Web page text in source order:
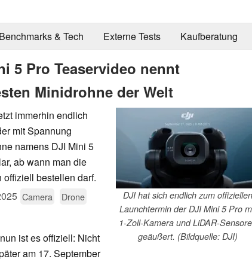
Benchmarks & Tech Externe Tests Kaufberatung
5 Pro Teaservideo nennt
Minidrohne der Welt
DJI hat sich endlich zum offiziellen
Launchtermin der DJI Mini 5 Pro
1-Zoll-Kamera und LiDAR-
geäußert. (Bildquelle: DJI)
immerhin endlich
mit Spannung
namens DJI Mini 5
ab wann man die
bestellen darf.
Camera
Drone
ist es offiziell: Nicht
am 17. September